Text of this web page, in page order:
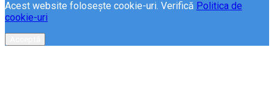
Acest website folosește cookie-uri. Verifică Politica de
cookie-uri